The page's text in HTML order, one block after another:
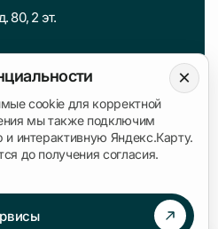
80, 2 эт.
данных
×
cookie для корректной
мы также подключим
интерактивную Яндекс.Карту.
до получения согласия.